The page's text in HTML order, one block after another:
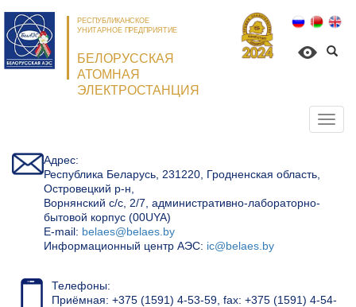
РЕСПУБЛИКАНСКОЕ
УНИТАРНОЕ ПРЕДПРИЯТИЕ
БЕЛОРУССКАЯ
АТОМНАЯ
ЭЛЕКТРОСТАНЦИЯ
Адрес:
Республика Беларусь, 231220, Гродненская область,
Островецкий р-н,
Ворнянский с/с, 2/7, административно-лабораторно-
бытовой корпус (00UYA)
Е-mail: belaes@belaes.by
Информационный центр АЭС: ic@belaes.by
Телефоны:
Приёмная: +375 (1591) 4-53-59, fax: +375 (1591) 4-54-